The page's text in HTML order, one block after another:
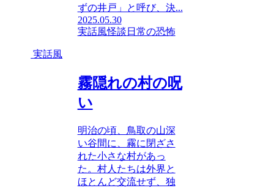
ずの井戸」と呼び、決...
2025.05.30
実話風怪談 日常の恐怖
実話風
霧隠れの村の呪
い
明治の頃、鳥取の山深
い谷間に、霧に閉ざさ
れた小さな村があっ
た。村人たちは外界と
ほとんど交流せず、独